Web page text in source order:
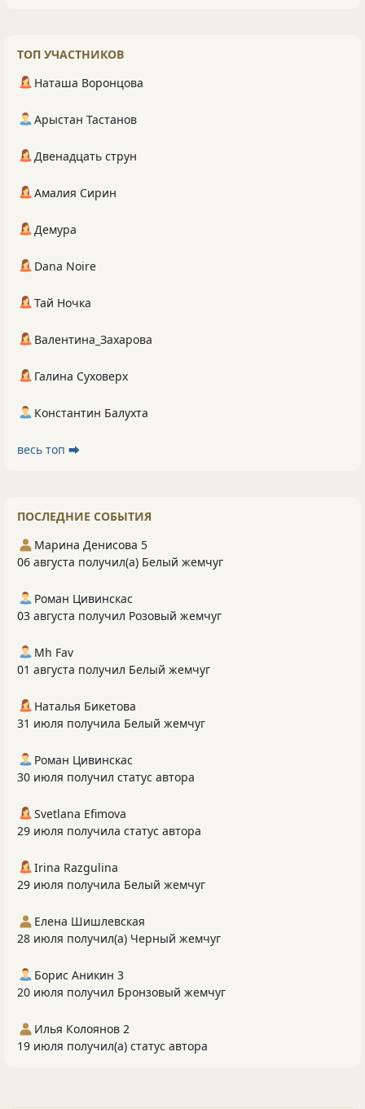
ТОП УЧАСТНИКОВ
Наташа Воронцова
Арыстан Тастанов
Двенадцать струн
Амалия Сирин
Демура
Dana Noire
Тай Ночка
Валентина_Захарова
Галина Суховерх
Константин Балухта
весь топ ⮕
ПОСЛЕДНИЕ СОБЫТИЯ
Марина Денисова 5
06 августа получил(а) Белый жемчуг
Роман Цивинскас
03 августа получил Розовый жемчуг
Mh Fav
01 августа получил Белый жемчуг
Наталья Бикетова
31 июля получила Белый жемчуг
Роман Цивинскас
30 июля получил статус автора
Svetlana Efimova
29 июля получила статус автора
Irina Razgulina
29 июля получила Белый жемчуг
Елена Шишлевская
28 июля получил(а) Черный жемчуг
Борис Аникин 3
20 июля получил Бронзовый жемчуг
Илья Колоянов 2
19 июля получил(а) статус автора